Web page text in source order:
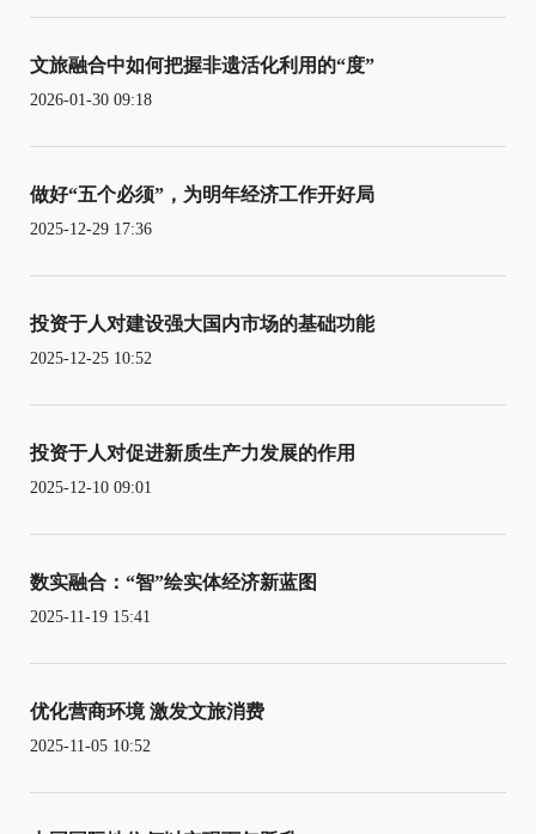
文旅融合中如何把握非遗活化利用的“度”
2026-01-30 09:18
做好“五个必须”，为明年经济工作开好局
2025-12-29 17:36
投资于人对建设强大国内市场的基础功能
2025-12-25 10:52
投资于人对促进新质生产力发展的作用
2025-12-10 09:01
数实融合：“智”绘实体经济新蓝图
2025-11-19 15:41
优化营商环境 激发文旅消费
2025-11-05 10:52